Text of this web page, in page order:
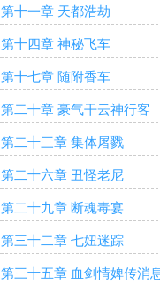
第十一章 天都浩劫
第十四章 神秘飞车
第十七章 随附香车
第二十章 豪气干云神行客
第二十三章 集体屠戮
第二十六章 丑怪老尼
第二十九章 断魂毒宴
第三十二章 七妞迷踪
第三十五章 血剑情婢传消